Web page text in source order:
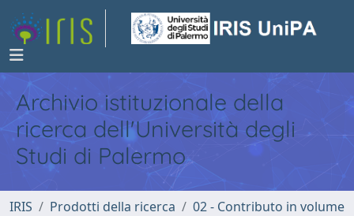
Archivio istituzionale della
ricerca dell'Università degli
Studi di Palermo
IRIS Prodotti della ricerca
02 - Contributo in volume